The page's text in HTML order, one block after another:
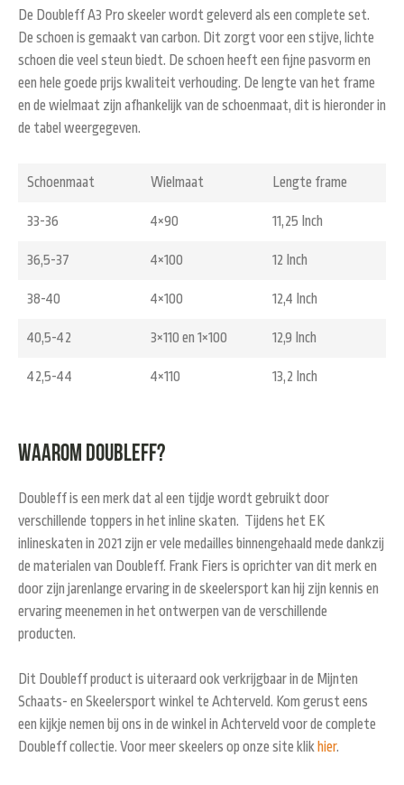
De Doubleff A3 Pro skeeler wordt geleverd als een complete set.
De schoen is gemaakt van carbon. Dit zorgt voor een stijve, lichte
schoen die veel steun biedt. De schoen heeft een fijne pasvorm en
een hele goede prijs kwaliteit verhouding. De lengte van het frame
en de wielmaat zijn afhankelijk van de schoenmaat, dit is hieronder in
de tabel weergegeven.
Schoenmaat Wielmaat Lengte frame
33-36 4×90 11,25 Inch
36,5-37 4×100 12 Inch
38-40 4×100 12,4 Inch
40,5-42 3×110 en 1×100 12,9 Inch
42,5-44 4×110 13,2 Inch
Waarom Doubleff?
Doubleff is een merk dat al een tijdje wordt gebruikt door
verschillende toppers in het inline skaten. Tijdens het EK
inlineskaten in 2021 zijn er vele medailles binnengehaald mede dankzij
de materialen van Doubleff. Frank Fiers is oprichter van dit merk en
door zijn jarenlange ervaring in de skeelersport kan hij zijn kennis en
ervaring meenemen in het ontwerpen van de verschillende
producten.
Dit Doubleff product is uiteraard ook verkrijgbaar in de Mijnten
Schaats- en Skeelersport winkel te Achterveld. Kom gerust eens
een kijkje nemen bij ons in de winkel in Achterveld voor de complete
Doubleff collectie. Voor meer skeelers op onze site klik hier.